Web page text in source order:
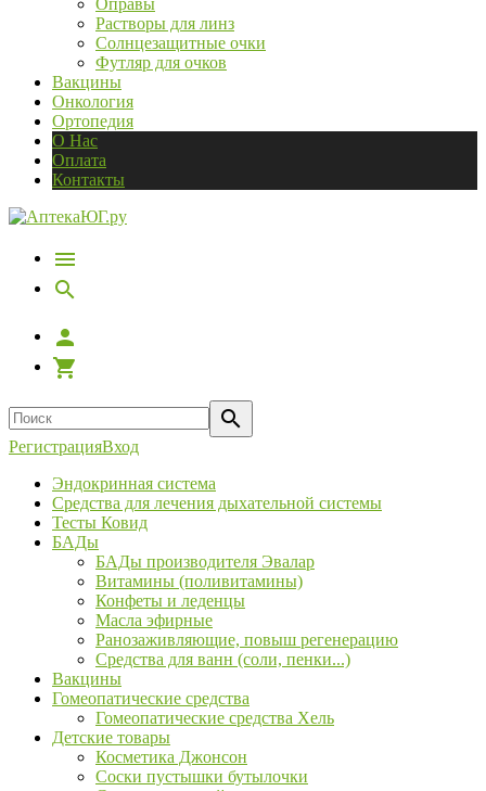
Оправы
Растворы для линз
Солнцезащитные очки
Футляр для очков
Вакцины
Онкология
Ортопедия
О Нас
Оплата
Контакты
РегистрацияВход
Эндокринная система
Средства для лечения дыхательной системы
Тесты Ковид
БАДы
БАДы производителя Эвалар
Витамины (поливитамины)
Конфеты и леденцы
Масла эфирные
Ранозаживляющие, повыш регенерацию
Средства для ванн (соли, пенки...)
Вакцины
Гомеопатические средства
Гомеопатические средства Хель
Детские товары
Косметика Джонсон
Соски пустышки бутылочки